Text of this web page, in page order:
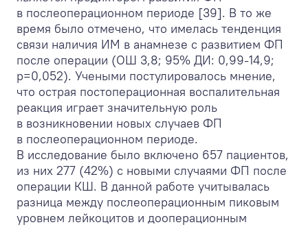
в послеоперационном периоде [39]. В то же
время было отмечено, что имелась тенденция
связи наличия ИМ в анамнезе с развитием ФП
после операции (ОШ 3,8; 95% ДИ: 0,99-14,9;
p=0,052). Учеными постулировалось мнение,
что острая постоперационная воспалительная
реакция играет значительную роль
в возникновении новых случаев ФП
в послеоперационном периоде.
В исследование было включено 657 пациентов,
из них 277 (42%) с новыми случаями ФП после
операции КШ. В данной работе учитывалась
разница между послеоперационным пиковым
уровнем лейкоцитов и дооперационным